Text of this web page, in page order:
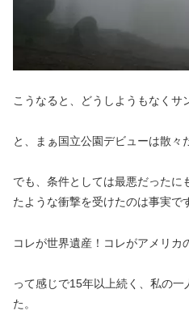
こうなると、どうしようもなくサ
と、まぁ国立公園デビューは散々
でも、条件としては最悪だったに
たような衝撃を受けたのは事実で
コレが世界遺産！コレがアメリカ
って感じで15年以上続く、私の
た。